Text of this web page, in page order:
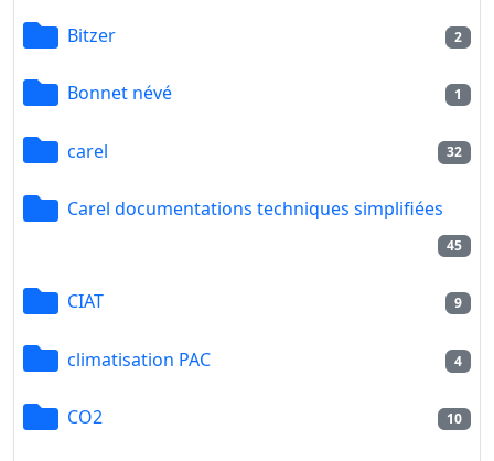
Bitzer 2
Bonnet névé 1
carel 32
Carel documentations techniques simplifiées
45
CIAT 9
climatisation PAC 4
CO2 10